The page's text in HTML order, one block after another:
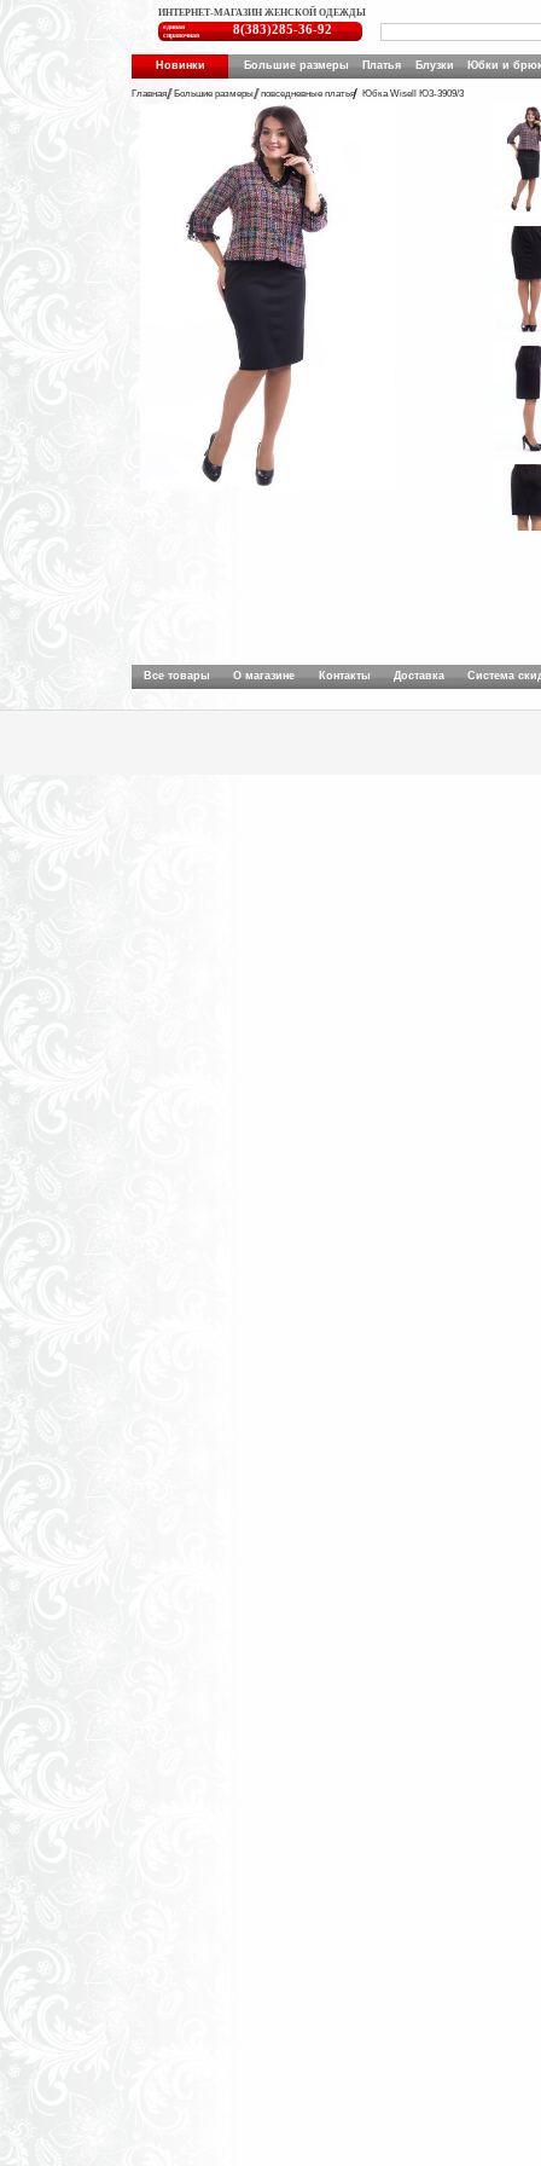
ИНТЕРНЕТ-МАГАЗИН ЖЕНСКОЙ ОДЕЖДЫ
единая
справочная
8(383)285-36-92
Новинки Большие размеры Платья Блузки Юбки и
Главная Большие размеры повседневные платья Юбка Wisell Ю3-3909/3
Все товары О магазине Контакты Доставка Система